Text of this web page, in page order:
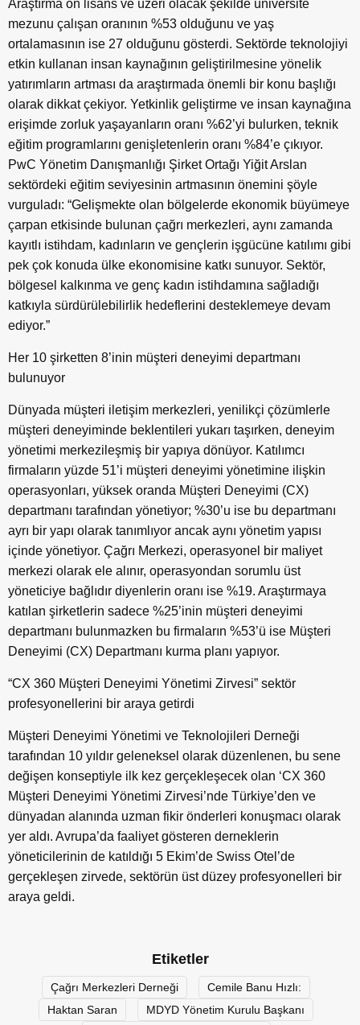
Araştırma ön lisans ve üzeri olacak şekilde üniversite
mezunu çalışan oranının %53 olduğunu ve yaş
ortalamasının ise 27 olduğunu gösterdi. Sektörde teknolojiyi
etkin kullanan insan kaynağının geliştirilmesine yönelik
yatırımların artması da araştırmada önemli bir konu başlığı
olarak dikkat çekiyor. Yetkinlik geliştirme ve insan kaynağına
erişimde zorluk yaşayanların oranı %62’yi bulurken, teknik
eğitim programlarını genişletenlerin oranı %84’e çıkıyor.
PwC Yönetim Danışmanlığı Şirket Ortağı Yiğit Arslan
sektördeki eğitim seviyesinin artmasının önemini şöyle
vurguladı: “Gelişmekte olan bölgelerde ekonomik büyümeye
çarpan etkisinde bulunan çağrı merkezleri, aynı zamanda
kayıtlı istihdam, kadınların ve gençlerin işgücüne katılımı gibi
pek çok konuda ülke ekonomisine katkı sunuyor. Sektör,
bölgesel kalkınma ve genç kadın istihdamına sağladığı
katkıyla sürdürülebilirlik hedeflerini desteklemeye devam
ediyor.”
Her 10 şirketten 8’inin müşteri deneyimi departmanı
bulunuyor
Dünyada müşteri iletişim merkezleri, yenilikçi çözümlerle
müşteri deneyiminde beklentileri yukarı taşırken, deneyim
yönetimi merkezileşmiş bir yapıya dönüyor. Katılımcı
firmaların yüzde 51’i müşteri deneyimi yönetimine ilişkin
operasyonları, yüksek oranda Müşteri Deneyimi (CX)
departmanı tarafından yönetiyor; %30’u ise bu departmanı
ayrı bir yapı olarak tanımlıyor ancak aynı yönetim yapısı
içinde yönetiyor. Çağrı Merkezi, operasyonel bir maliyet
merkezi olarak ele alınır, operasyondan sorumlu üst
yöneticiye bağlıdır diyenlerin oranı ise %19. Araştırmaya
katılan şirketlerin sadece %25’inin müşteri deneyimi
departmanı bulunmazken bu firmaların %53’ü ise Müşteri
Deneyimi (CX) Departmanı kurma planı yapıyor.
“CX 360 Müşteri Deneyimi Yönetimi Zirvesi” sektör
profesyonellerini bir araya getirdi
Müşteri Deneyimi Yönetimi ve Teknolojileri Derneği
tarafından 10 yıldır geleneksel olarak düzenlenen, bu sene
değişen konseptiyle ilk kez gerçekleşecek olan ‘CX 360
Müşteri Deneyimi Yönetimi Zirvesi’nde Türkiye’den ve
dünyadan alanında uzman fikir önderleri konuşmacı olarak
yer aldı. Avrupa’da faaliyet gösteren derneklerin
yöneticilerinin de katıldığı 5 Ekim’de Swiss Otel’de
gerçekleşen zirvede, sektörün üst düzey profesyonelleri bir
araya geldi.
Etiketler
Çağrı Merkezleri Derneği
Cemile Banu Hızlı:
Haktan Saran
MDYD Yönetim Kurulu Başkanı